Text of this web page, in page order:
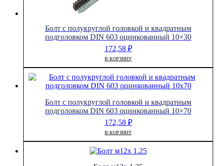
Болт с полукруглой головкой и квадратным
подголовком DIN 603 оцинкованный 10×30
172,58 ₽
В КОРЗИНУ
Болт с полукруглой головкой и квадратным
подголовком DIN 603 оцинкованный 10×70
172,58 ₽
В КОРЗИНУ